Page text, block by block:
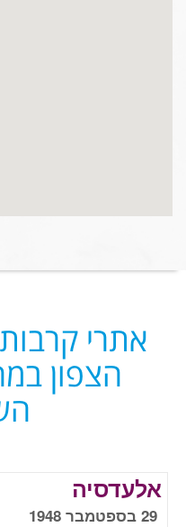
אתרי
הצפון
אלעדסיה
29 בספטמבר 1948